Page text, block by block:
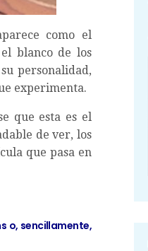
como el
blanco de los
personalidad,
experimenta.
que esta es el
de ver, los
que pasa en
o, sencillamente,